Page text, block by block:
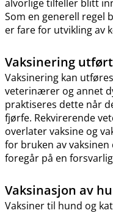
alvorlige tilfeller blitt
Som en generell regel
er fare for utvikling av
Vaksinering
Vaksinering kan
veterinærer og annet
praktiseres dette når
fjørfe. Rekvirerende
overlater vaksine og
for bruken av
foregår på en
Vaksinasjon av
Vaksiner til hund og